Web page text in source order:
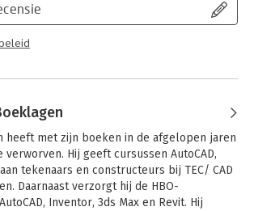
handboek leert u stap voor stap de meest
in het 2D-tekenen met AutoCAD
Nederlandse tekennormen.
op cadcollege.nl
op cadcollege.nl
heeft met zijn boeken in de afgelopen jaren
Hij geeft cursussen AutoCAD,
tekenaars en constructeurs bij TEC/ CAD
Daarnaast verzorgt hij de HBO-
Inventor, 3ds Max en Revit. Hij